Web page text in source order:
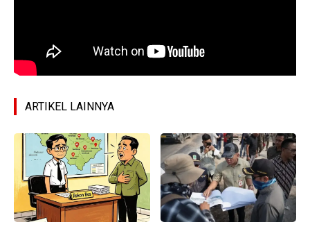
ARTIKEL LAINNYA